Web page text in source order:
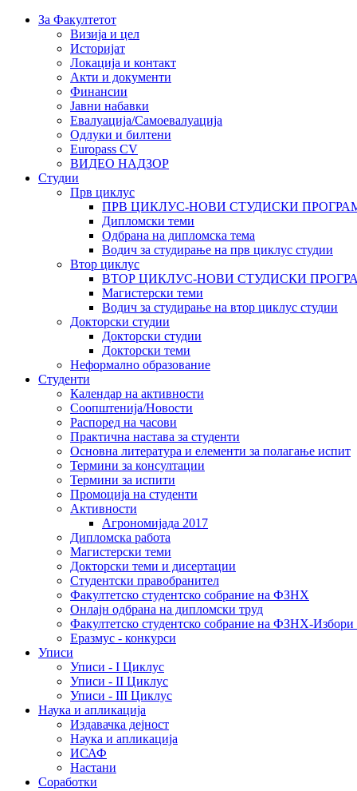
За Факултетот
Визија и цел
Историјат
Локација и контакт
Акти и документи
Финансии
Јавни набавки
Евалуација/Самоевалуација
Одлуки и билтени
Europass CV
ВИДЕО НАДЗОР
Студии
Прв циклус
ПРВ ЦИКЛУС-НОВИ СТУДИСКИ
Дипломски теми
Одбрана на дипломска тема
Водич за студирање на прв циклус студии
Втор циклус
ВТОР ЦИКЛУС-НОВИ СТУДИСКИ
Магистерски теми
Водич за студирање на втор циклус студии
Докторски студии
Докторски студии
Докторски теми
Неформално образование
Студенти
Календар на активности
Соопштенија/Новости
Распоред на часови
Практична настава за студенти
Основна литература и елементи за полагање испит
Термини за консултации
Термини за испити
Промоција на студенти
Активности
Агрономијада 2017
Дипломска работа
Магистерски теми
Докторски теми и дисертации
Студентски правобранител
Факултетско студентско собрание на ФЗНХ
Онлајн одбрана на дипломски труд
Факултетско студентско собрание на ФЗНХ-
Еразмус - конкурси
Уписи
Уписи - I Циклус
Уписи - II Циклус
Уписи - III Циклус
Наука и апликација
Издавачка дејност
Наука и апликација
ИСАФ
Настани
Соработки